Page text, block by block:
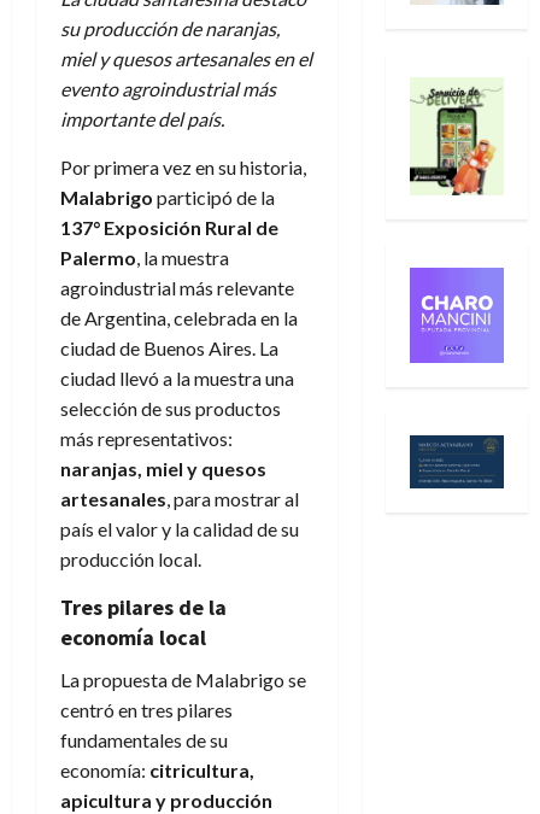
su producción de naranjas,
miel y quesos artesanales en el
evento agroindustrial más
importante del país.
Por primera vez en su historia,
Malabrigo participó de la
137° Exposición Rural de
Palermo, la muestra
agroindustrial más relevante
de Argentina, celebrada en la
ciudad de Buenos Aires. La
ciudad llevó a la muestra una
selección de sus productos
más representativos:
naranjas, miel y quesos
artesanales, para mostrar al
país el valor y la calidad de su
producción local.
Tres pilares de la
economía local
La propuesta de Malabrigo se
centró en tres pilares
fundamentales de su
economía: citricultura,
apicultura y producción